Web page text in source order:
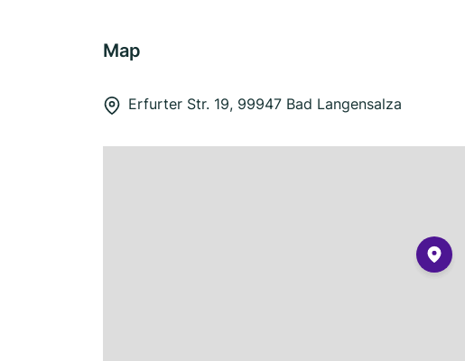
Map
Erfurter Str. 19, 99947 Bad Langensalza